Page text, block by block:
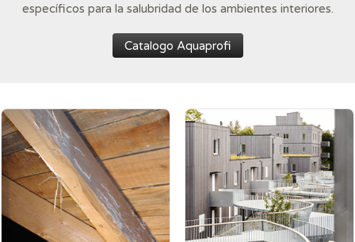
específicos para la salubridad de los ambientes interiores.
Catalogo Aquaprofi